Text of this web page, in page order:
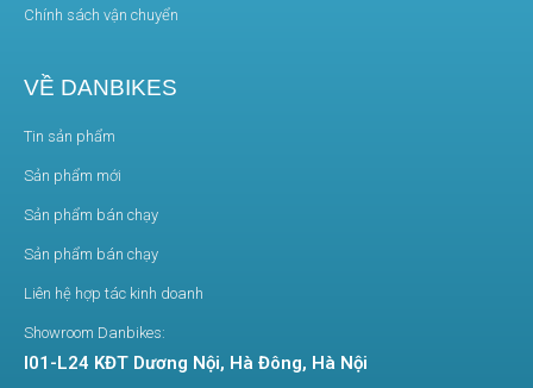
Chính sách vận chuyển
VỀ DANBIKES
Tin sản phẩm
Sản phẩm mới
Sản phẩm bán chạy
Sản phẩm bán chạy
Liên hệ hợp tác kinh doanh
Showroom Danbikes:
I01-L24 KĐT Dương Nội, Hà Đông, Hà Nội